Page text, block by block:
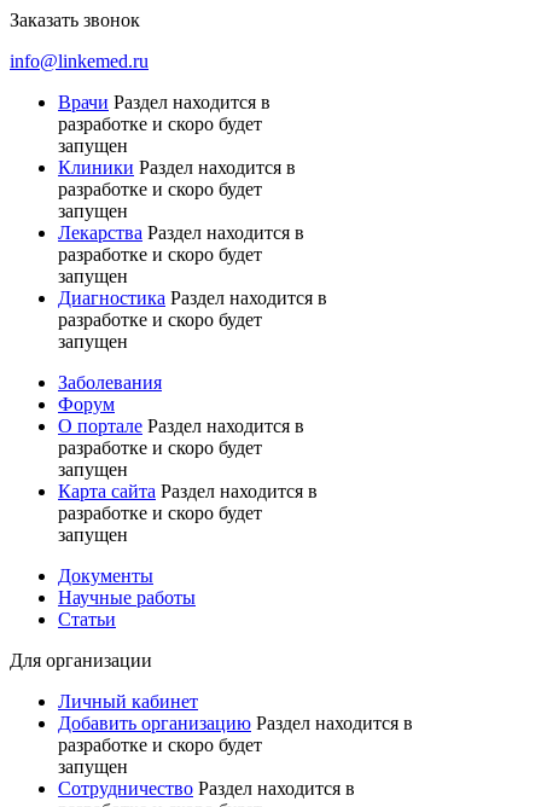
Заказать звонок
info@linkemed.ru
Врачи Раздел находится в
разработке и скоро будет
запущен
Клиники Раздел находится в
разработке и скоро будет
запущен
Лекарства Раздел находится в
разработке и скоро будет
запущен
Диагностика Раздел находится в
разработке и скоро будет
запущен
Заболевания
Форум
О портале Раздел находится в
разработке и скоро будет
запущен
Карта сайта Раздел находится в
разработке и скоро будет
запущен
Документы
Научные работы
Статьи
Для организации
Личный кабинет
Добавить организацию Раздел находится в
разработке и скоро будет
запущен
Сотрудничество Раздел находится в